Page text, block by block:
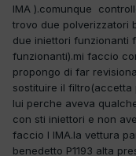
IMA ).comunque
trovo due polverizzatori
due iniettori funzionanti
funzionanti).mi faccio
propongo di far
sostituire il
lui perche aveva
con sti iniettori e non
faccio l IMA.la vettura
benedetto P1193 alta